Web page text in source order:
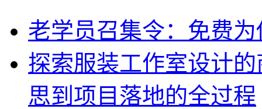
老学员召集令：免费
探索服装工作室设计
思到项目落地的全过程